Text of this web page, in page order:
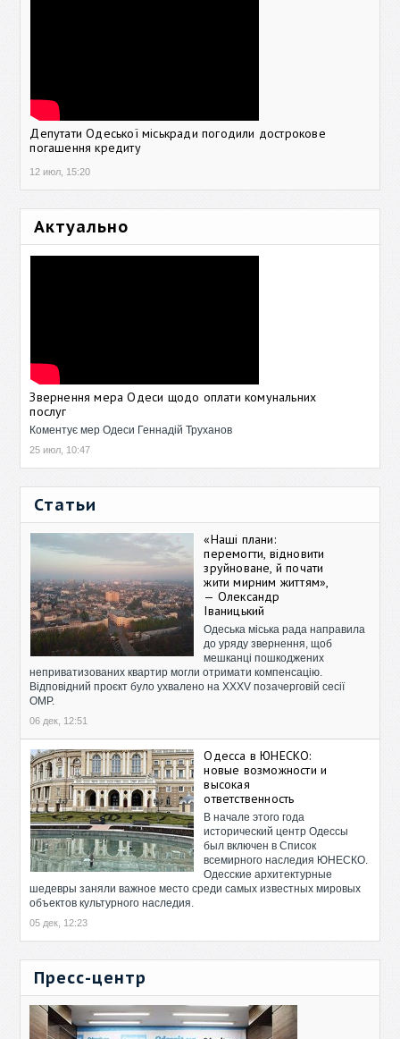
Депутати Одеської міськради погодили дострокове
погашення кредиту
12 июл, 15:20
Актуально
Звернення мера Одеси щодо оплати комунальних
послуг
Коментує мер Одеси Геннадій Труханов
25 июл, 10:47
Статьи
«Наші плани:
перемогти, відновити
зруйноване, й почати
жити мирним життям»,
— Олександр
Іваницький
Одеська міська рада направила
до уряду звернення, щоб
мешканці пошкоджених
неприватизованих квартир могли отримати компенсацію.
Відповідний проєкт було ухвалено на XXXV позачерговій сесії
ОМР.
06 дек, 12:51
Одесса в ЮНЕСКО:
новые возможности и
высокая
ответственность
В начале этого года
исторический центр Одессы
был включен в Список
всемирного наследия ЮНЕСКО.
Одесские архитектурные
шедевры заняли важное место среди самых известных мировых
объектов культурного наследия.
05 дек, 12:23
Пресс-центр